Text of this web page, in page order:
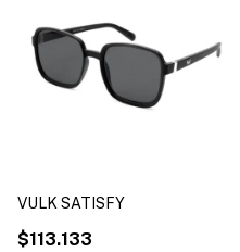
VULK SATISFY
$113.133